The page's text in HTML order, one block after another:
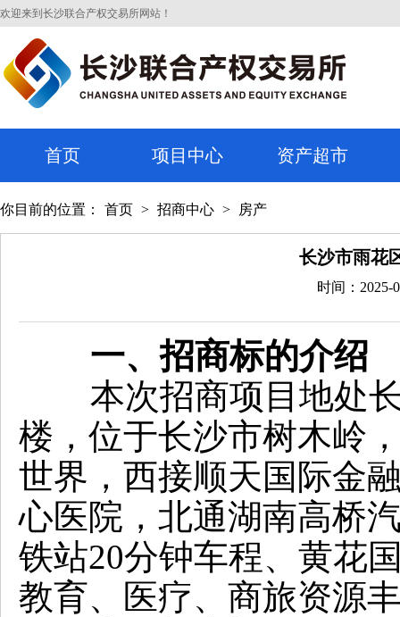
欢迎来到长沙联合产权交易所网站！
首页 项目中心 资产超市
你目前的位置： 首页 > 招商中心 > 房产
长沙市雨花
时间：
一、招商标的介绍
本次招商项目地处长
楼，位于长沙市树木岭
世界，西接顺天国际金
心医院，北通湖南高桥
铁站20分钟车程、黄花
教育、医疗、商旅资源